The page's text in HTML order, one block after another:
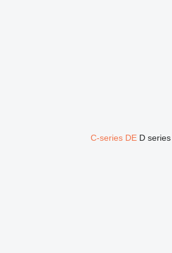
C-series DE D series